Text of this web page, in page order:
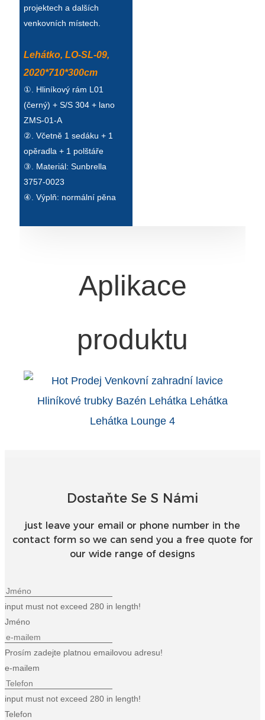
Türkçe
հայերեն
Azərbaycan
עִבְרִית
Kurmancî
العربية
中文
Esperanto
projektech a dalších
venkovních místech.
Lehátko, LO-SL-09,
2020*710*300cm
①. Hliníkový rám L01
(černý) + S/S 304 + lano
ZMS-01-A
②. Včetně 1 sedáku + 1
opěradla + 1 polštáře
③. Materiál: Sunbrella
3757-0023
④. Výplň: normální pěna
Aplikace
produktu
Dostaňte Se S Námi
just leave your email or phone number in the
contact form so we can send you a free quote for
our wide range of designs
input must not exceed 280 in length!
Jméno
Prosím zadejte platnou emailovou adresu!
e-mailem
input must not exceed 280 in length!
Telefon